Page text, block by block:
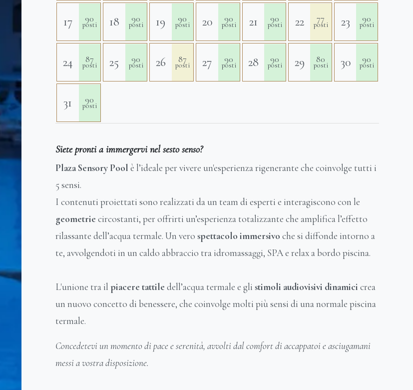
17 90
posti 18 90
posti 19 90
posti 20 90
posti 21 90
posti 22 77
posti 23 90
posti
24 87
posti 25 90
posti 26 87
posti 27 90
posti 28 90
posti 29 80
posti 30 90
posti
31 90
posti
Siete pronti a immergervi nel sesto senso?
Plaza Sensory Pool è l’ideale per vivere un'esperienza rigenerante che coinvolge tutti i
5 sensi.
I contenuti proiettati sono realizzati da un team di esperti e interagiscono con le
geometrie circostanti, per offrirti un’esperienza totalizzante che amplifica l’effetto
rilassante dell’acqua termale. Un vero spettacolo immersivo che si diffonde intorno a
te, avvolgendoti in un caldo abbraccio tra idromassaggi, SPA e relax a bordo piscina.
L'unione tra il piacere tattile dell’acqua termale e gli stimoli audiovisivi dinamici crea
un nuovo concetto di benessere, che coinvolge molti più sensi di una normale piscina
termale.
Concedetevi un momento di pace e serenità, avvolti dal comfort di accappatoi e asciugamani
messi a vostra disposizione.